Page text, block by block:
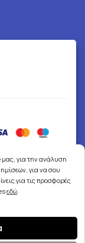
μας, για την ανάλυση
για να σου
για τις προσφορές
εδώ.